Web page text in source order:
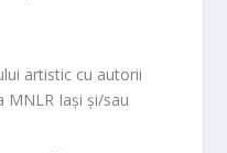
artistic cu autorii
MNLR Iași și/sau